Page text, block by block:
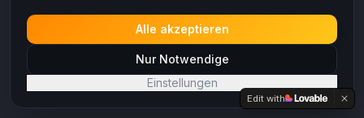
Alle akzeptieren
Nur Notwendige
Einstellungen
Edit with